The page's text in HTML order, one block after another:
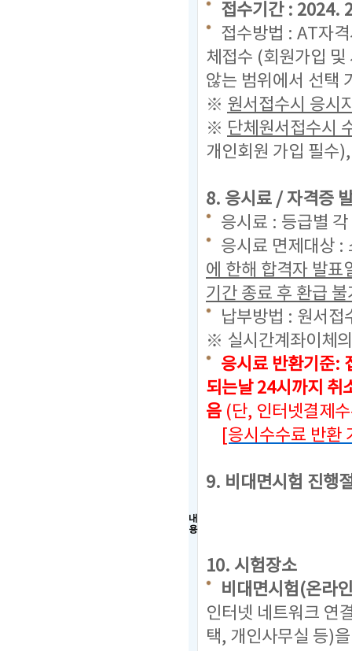
내
용
접수기간 : 2024.
접수방법 : AT자
체접수 (회원가입 및
않는 범위에서 선택
※ 원서접수시 응시
※ 단체원서접수시
개인회원 가입 필수
8. 응시료 / 자격증
응시료 : 등급별
응시료 면제대상 :
에 한해 합격자 발표
기간 종료 후 환급
납부방법 : 원서접
※ 실시간계좌이체
응시료 반환기준:
되는날 24시까지 취
음 (단, 인터넷결제
[응시수수료 반환
9. 비대면시험 진행
10. 시험장소
비대면시험(온라
인터넷 네트워크 연
택, 개인사무실 등)